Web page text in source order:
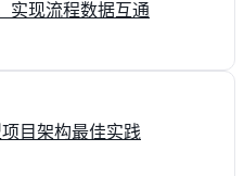
实现流程数据互通
目架构最佳实践